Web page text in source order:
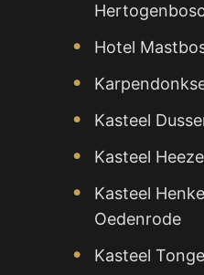
Hotel
Kasteel
Kasteel
Kasteel
Oedenrode
Kasteel